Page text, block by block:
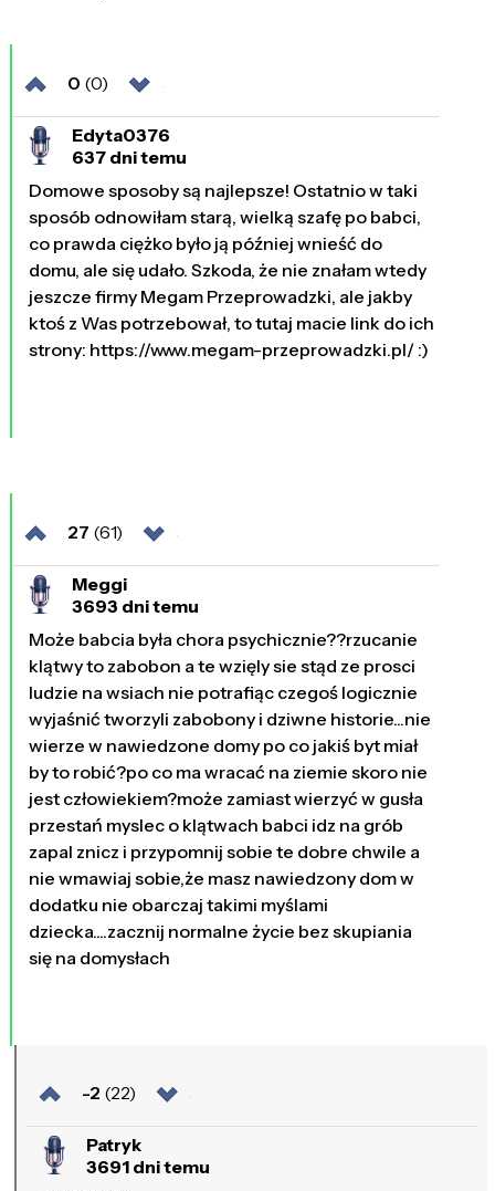
0 (0)
Edyta0376
637 dni temu
Domowe sposoby są najlepsze! Ostatnio w taki
sposób odnowiłam starą, wielką szafę po babci,
co prawda ciężko było ją później wnieść do
domu, ale się udało. Szkoda, że nie znałam wtedy
jeszcze firmy Megam Przeprowadzki, ale jakby
ktoś z Was potrzebował, to tutaj macie link do ich
strony: https://www.megam-przeprowadzki.pl/ :)
27 (61)
Meggi
3693 dni temu
Może babcia była chora psychicznie??rzucanie
klątwy to zabobon a te wzięly sie stąd ze prosci
ludzie na wsiach nie potrafiąc czegoś logicznie
wyjaśnić tworzyli zabobony i dziwne historie...nie
wierze w nawiedzone domy po co jakiś byt miał
by to robić?po co ma wracać na ziemie skoro nie
jest człowiekiem?może zamiast wierzyć w gusła
przestań myslec o klątwach babci idz na grób
zapal znicz i przypomnij sobie te dobre chwile a
nie wmawiaj sobie,że masz nawiedzony dom w
dodatku nie obarczaj takimi myślami
dziecka....zacznij normalne życie bez skupiania
się na domysłach
-2 (22)
Patryk
3691 dni temu